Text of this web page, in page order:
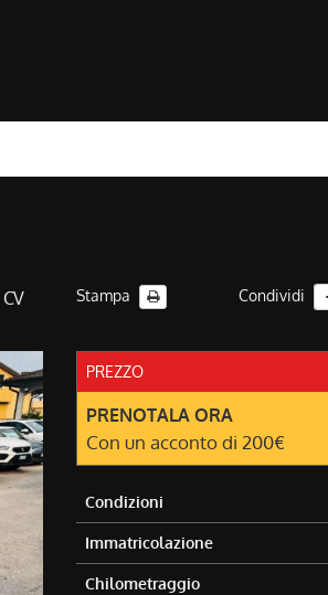
Stampa Condividi
PREZZO
PRENOTALA ORA
Con un acconto di 200€
Condizioni
Immatricolazione
Chilometraggio